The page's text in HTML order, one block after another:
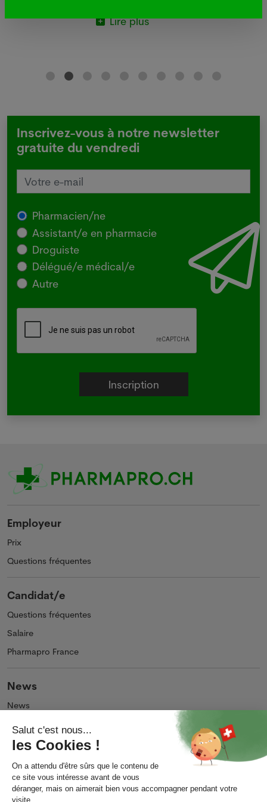
Lire plus
Inscrivez-vous à notre newsletter
gratuite du vendredi
Pharmacien/ne
Assistant/e en pharmacie
Droguiste
Délégué/e médical/e
Autre
Employeur
Prix
Questions fréquentes
Candidat/e
Questions fréquentes
Salaire
Pharmapro France
News
News
Podcasts et Vidéos
Qui sommes-nous ?
Impressum